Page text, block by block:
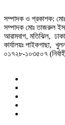
সম্পাদক ও প্রকাশক: মোঃ
সম্পাদক মোঃ তাজরুল‌‌
আরামবাগ, মতিঝিল,
কার্যালয়ঃ পাইকগাছা,
০১৭২৮-১০৩৫০৭